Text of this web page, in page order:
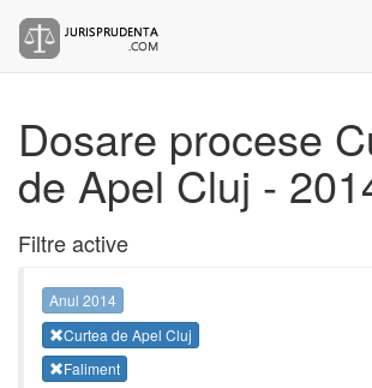
Dosare procese
de Apel Cluj -
Filtre active
Anul 2014
Curtea de Apel Cluj
Faliment